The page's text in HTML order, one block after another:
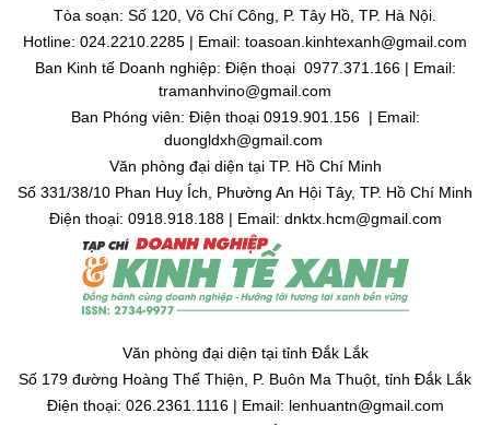
Tòa soạn: Số 120, Võ Chí Công, P. Tây Hồ, TP. Hà Nội.
Hotline: 024.2210.2285 | Email: toasoan.kinhtexanh@gmail.com
Ban Kinh tế Doanh nghiệp: Điện thoại 0977.371.166 | Email:
tramanhvino@gmail.com
Ban Phóng viên: Điện thoại 0919.901.156 | Email:
duongldxh@gmail.com
Văn phòng đại diện tại TP. Hồ Chí Minh
Số 331/38/10 Phan Huy Ích, Phường An Hội Tây, TP. Hồ Chí Minh
Điện thoại: 0918.918.188 | Email: dnktx.hcm@gmail.com
Văn phòng đại diện tại tỉnh Đắk Lắk
Số 179 đường Hoàng Thế Thiện, P. Buôn Ma Thuột, tỉnh Đắk Lắk
Điện thoại: 026.2361.1116 | Email: lenhuantn@gmail.com